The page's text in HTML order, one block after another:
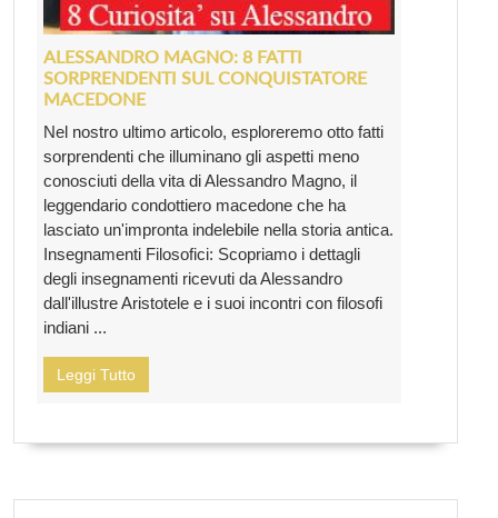
ALESSANDRO MAGNO: 8 FATTI
SORPRENDENTI SUL CONQUISTATORE
MACEDONE
Nel nostro ultimo articolo, esploreremo otto fatti
sorprendenti che illuminano gli aspetti meno
conosciuti della vita di Alessandro Magno, il
leggendario condottiero macedone che ha
lasciato un'impronta indelebile nella storia antica.
Insegnamenti Filosofici: Scopriamo i dettagli
degli insegnamenti ricevuti da Alessandro
dall'illustre Aristotele e i suoi incontri con filosofi
indiani ...
Leggi Tutto